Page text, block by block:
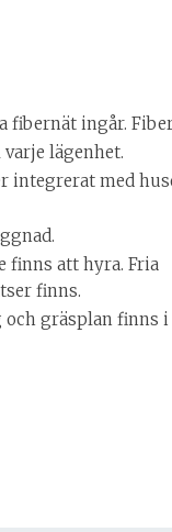
fibernät ingår.
lägenhet.
integrerat med
finns att hyra. Fria
finns.
gräsplan finns i